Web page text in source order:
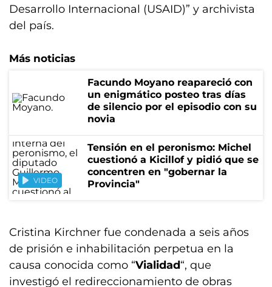
Desarrollo Internacional (USAID)” y archivista
del país.
Más noticias
Facundo Moyano reapareció con
un enigmático posteo tras días
de silencio por el episodio con su
novia
VIDEO
Tensión en el peronismo: Michel
cuestionó a Kicillof y pidió que se
concentren en "gobernar la
Provincia"
Cristina Kirchner fue condenada a seis años
de prisión e inhabilitación perpetua en la
causa conocida como “Vialidad“, que
investigó el redireccionamiento de obras